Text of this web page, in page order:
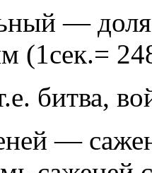
—
(1сек.=
битва,
—